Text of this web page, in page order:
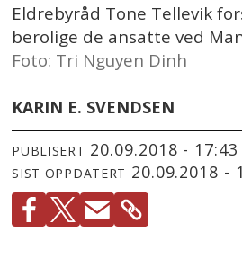
Eldrebyråd Tone Tellevik
berolige de ansatte ved
Foto: Tri Nguyen Dinh
KARIN E. SVENDSEN
PUBLISERT 20.09.2018 - 17:43
SIST OPPDATERT 20.09.2018 -